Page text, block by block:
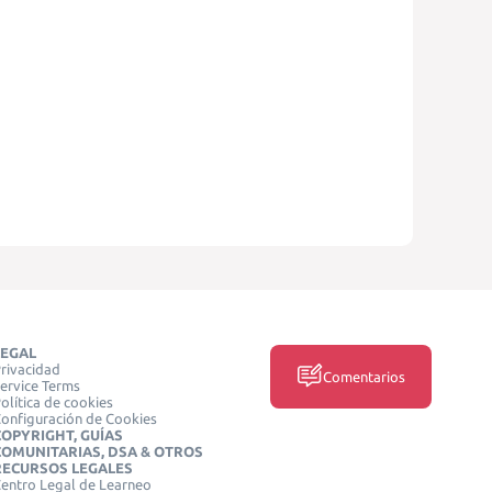
Terms
de cookies
de Cookies
GUÍAS
DSA & OTROS
LEGALES
Legal de Learneo
Comentarios